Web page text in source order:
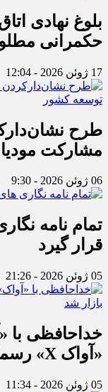
بلوغ نهادی
حکمرانی
17 ژوئن 2026 - 12:04
طرح
مشارکت
06 ژوئن 2026 - 9:30
تمام نامه
قرار گیرد
05 ژوئن 2026 - 21:26
خداحافظی با
«آواک X» رسماً وارد بازار شد
05 ژوئن 2026 - 11:34